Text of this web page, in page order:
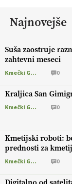
Najnovejše
Suša zaostruje
zahtevni meseci
Kmečki Glas 0
Kraljica San
Kmečki Glas 0
Kmetijski roboti:
prednosti za
Kmečki Glas 0